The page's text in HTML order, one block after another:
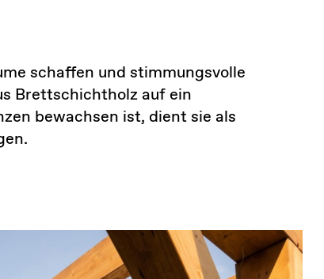
schaffen und stimmungsvolle
Brettschichtholz auf ein
bewachsen ist, dient sie als